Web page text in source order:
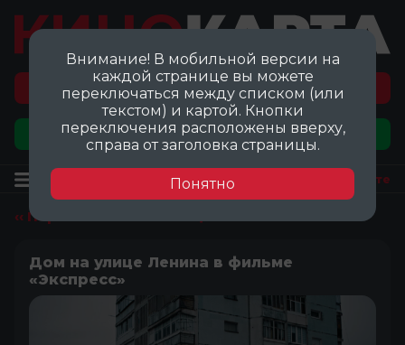
Перейти на карту локаций ©
Добавить локацию
Посмотреть на карте
‹‹ Перейти ко всем локациям
Дом на улице Ленина в фильме
«Экспресс»
Внимание! В мобильной версии на
каждой странице вы можете
переключаться между списком (или
текстом) и картой. Кнопки
переключения расположены вверху,
справа от заголовка страницы.
Понятно